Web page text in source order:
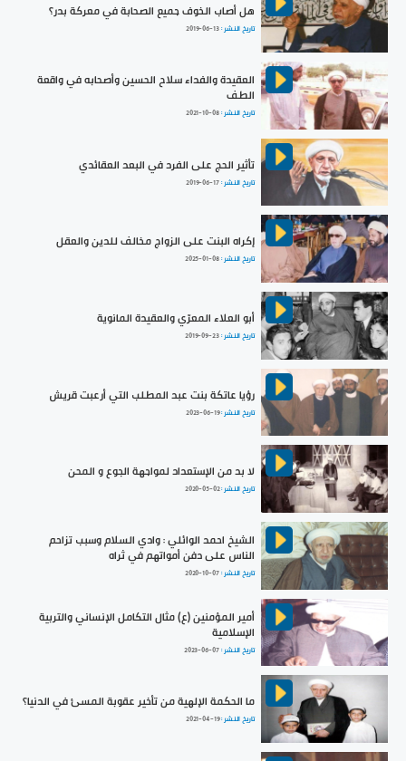
هل أصاب الخوف جميع الصحابة في معركة بدر؟
تاريخ النشر :2019-06-13
العقيدة والفداء سلاح الحسين وأصحابه في واقعة
الطف
تاريخ النشر :2021-10-08
تأثير الحج على الفرد في البعد العقائدي
تاريخ النشر :2019-06-17
إكراه البنت على الزواج مخالف للدين والعقل
تاريخ النشر :2025-01-08
أبو العلاء المعرّي والعقيدة المانوية
تاريخ النشر :2019-09-23
رؤيا عاتكة بنت عبد المطلب التي أرعبت قريش
تاريخ النشر :2023-06-19
لا بد من الإستعداد لمواجهة الجوع و المحن
تاريخ النشر :2020-05-02
الشيخ احمد الوائلي : وادي السلام وسبب تزاحم
الناس على دفن أمواتهم في ثراه
تاريخ النشر :2020-10-07
أمير المؤمنين (ع) مثال التكامل الإنساني والتربية
الإسلامية
تاريخ النشر :2023-06-07
ما الحكمة الإلهية من تأخير عقوبة المسئ في الدنيا؟
تاريخ النشر :2021-04-19